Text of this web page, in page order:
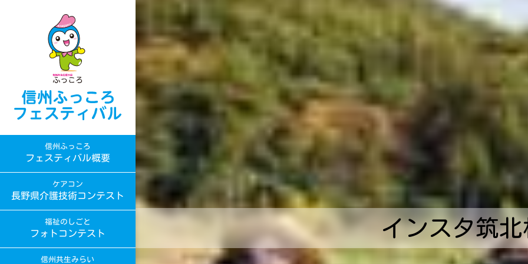
信州ふっころ
フェスティバル概要
ケアコン
長野県介護技術コンテスト
福祉のしごと
フォトコンテスト
信州共生みらい
インスタ筑北